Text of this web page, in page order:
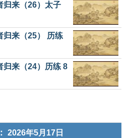
归来（26）太子
归来（25） 历练
归来（24）历练 8
2026年5月17日